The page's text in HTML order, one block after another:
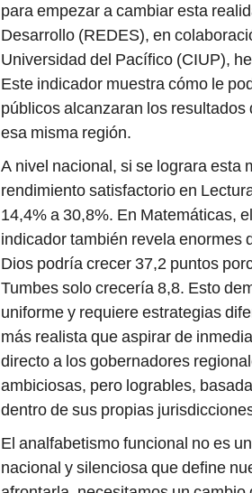
para empezar a cambiar esta
Desarrollo (REDES), en
Universidad del Pacífico (CIUP),
Este indicador muestra cómo le
públicos alcanzaran los
esa misma región.
A nivel nacional, si se lograra esta
rendimiento satisfactorio en
14,4% a 30,8%. En Matemáticas,
indicador también revela enormes
Dios podría crecer 37,2 puntos
Tumbes solo crecería 8,8. Esto
uniforme y requiere estrategias
más realista que aspirar de
directo a los gobernadores
ambiciosas, pero logrables,
dentro de sus propias
El analfabetismo funcional no es
nacional y silenciosa que define